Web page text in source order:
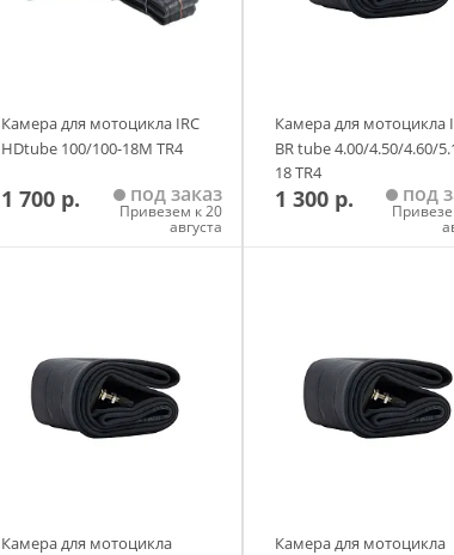
Камера для мотоцикла IRC
HDtube 100/100-18M TR4
1 700 р. под заказ
Привезем к 20
августа
Камера для мотоцикла
BR tube 4.00/4.50/4.60/
18 TR4
1 300 р. под
Камера для мотоцикла
Камера для мотоцикла